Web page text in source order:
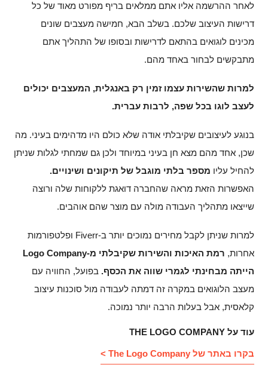
לאחר ההרשמה אליו אתם ממלאים בריף מפורט מאוד של כל
דרישות העיצוב שלכם. בשלב הבא, חמישה מעצבים שונים
מכינים לוגואים בהתאם לדרישות ובסופו של התהליך אתם
מתבקשים לבחור באחד מהם.
למרות שהשירות עצמו זמין רק באנגלית, המעצבים יכולים
לעצב לוגו בכל שפה, לרבות עברית.
בנוגע לעיצובים שקיבלתי אודה שלא כולם היו מדהימים בעיני. מה
שכן, אחד מהם מצא חן בעיני במיוחד ולכן גם שמחתי לגלות שניתן
להחיל עליו מספר בלתי מוגבל של תיקונים ושינויים.
האפשרות הזאת מראה שהחברה דואגת ללקוחות שלה ורוצה
שייצאו מתהליך העבודה מולה עם מוצר שהם אוהבים.
למרות שניתן לקבל מחירים נמוכים יותר ב-Fiverr ופלטפורמות
אחרות,
רמת האיכות והשירות שקיבלתי מ-Logo Company
הייתה מבחינתי לגמרי שווה את הכסף. בפועל, החוויה עם
מעצב הלוגואים במקרה זה דמתה לעבודה מול סוכנות עיצוב
קלאסית, אבל בעלות הרבה יותר נמוכה.
עוד על THE LOGO COMPANY
בקרו באתר של The Logo Company >